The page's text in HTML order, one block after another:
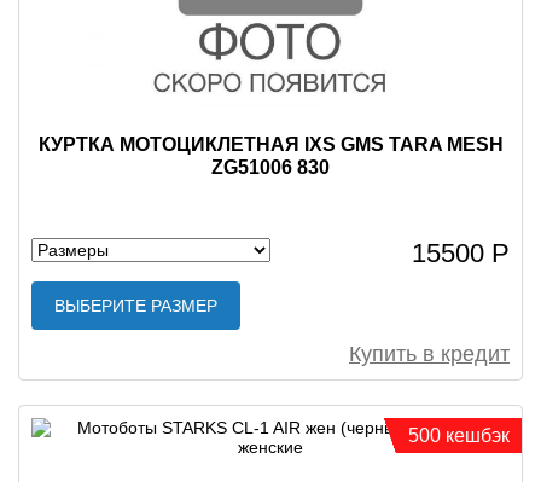
КУРТКА МОТОЦИКЛЕТНАЯ IXS GMS TARA MESH
ZG51006 830
15500 Р
ВЫБЕРИТЕ РАЗМЕР
Купить в кредит
500 кешбэк